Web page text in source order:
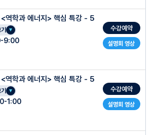
설명회 영상
역학과 에너지> 핵심 특강 - 5
9:00
수강예약
설명회 영상
역학과 에너지> 핵심 특강 - 5
1:00
수강예약